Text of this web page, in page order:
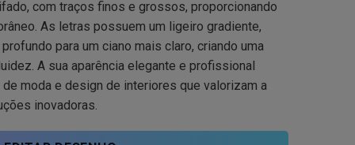
com traços finos e grossos, proporcionando
As letras possuem um ligeiro gradiente,
para um ciano mais claro, criando uma
A sua aparência elegante e profissional
moda e design de interiores que valorizam a
inovadoras.